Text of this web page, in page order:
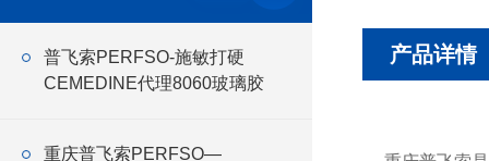
普飞索PERFSO-施敏打硬
CEMEDINE代理8060玻璃胶
重庆普飞索PERFSO—
产品详情